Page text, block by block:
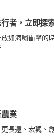
者，立即探
如海嘯衝擊的
業
長遠、宏觀、